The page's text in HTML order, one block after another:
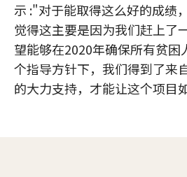
示 :"对于能取得这么好的成绩
觉得这主要是因为我们赶上了
望能够在2020年确保所有贫困
个指导方针下，我们得到了来
的大力支持，才能让这个项目